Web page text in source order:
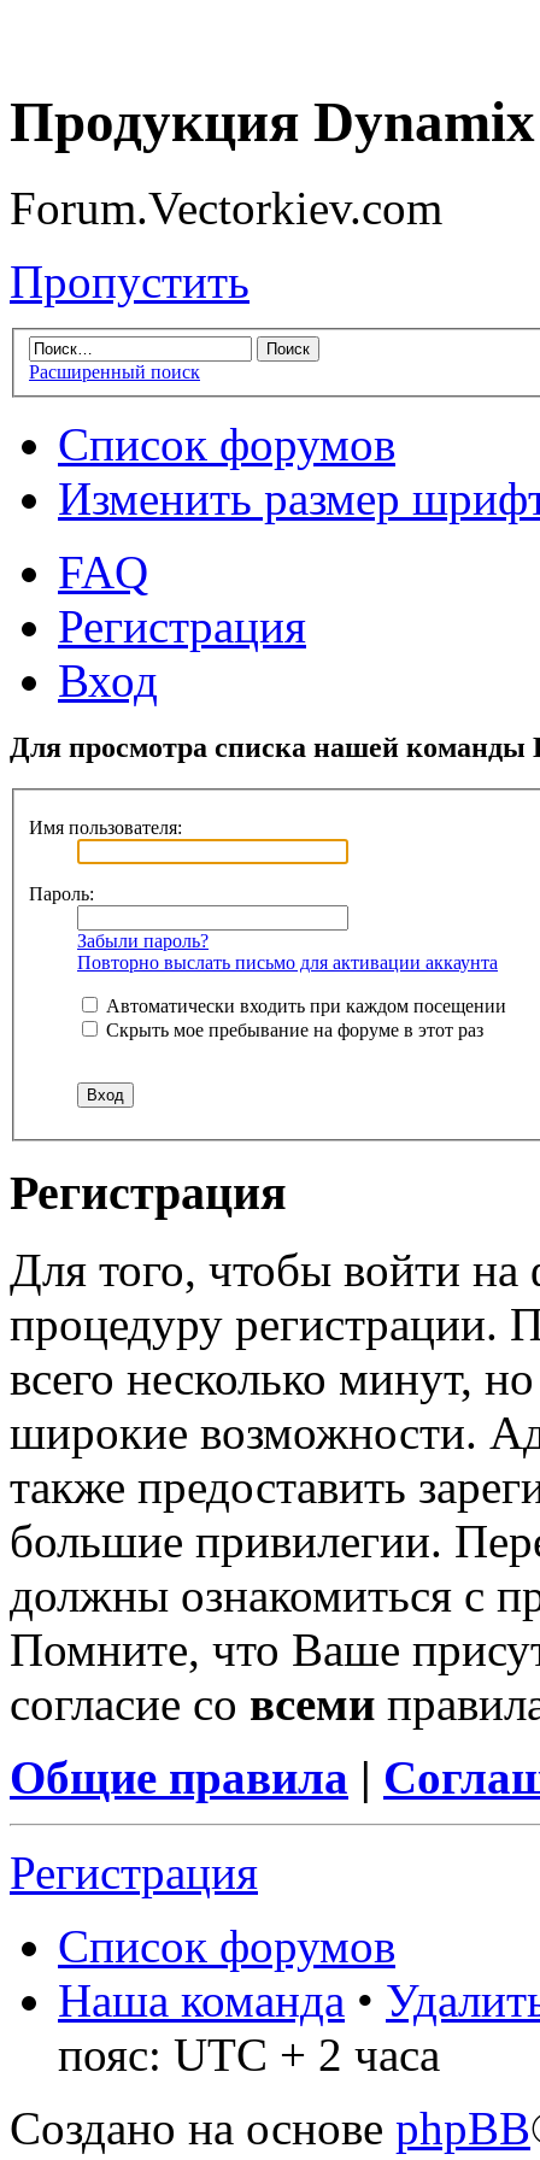
Продукция
Forum.Vectorkiev.com
Пропустить
Расширенный поиск
Список форумов
Изменить размер
FAQ
Регистрация
Вход
Для просмотра списка нашей
Имя пользователя:
Пароль:
Забыли пароль?
Повторно выслать письмо для активации аккаунта
Автоматически входить при каждом посещении
Скрыть мое пребывание на форуме в этот раз
Регистрация
Для того, чтобы войти
процедуру регистрации.
всего несколько минут,
широкие возможности.
также предоставить
большие привилегии.
должны ознакомиться с
Помните, что Ваше
согласие со всеми
Общие правила |
Регистрация
Список форумов
Наша команда •
пояс: UTC + 2 часа
Создано на основе phpBB